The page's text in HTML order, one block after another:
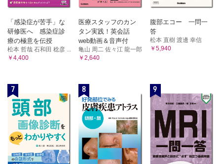
「感染症が苦手」な
研修医へ 感染症診
療の極意を伝授
松本 哲哉 石和田 稔彦 ...
￥4,400
医療スタッフのカン
タン実践！英会話
web動画＆音声付
亀山 周二 佐々江 龍一郎
￥2,640
腹部エコー 一問一
答
松本 直樹 渡邊 幸信
￥5,940
7 8 9